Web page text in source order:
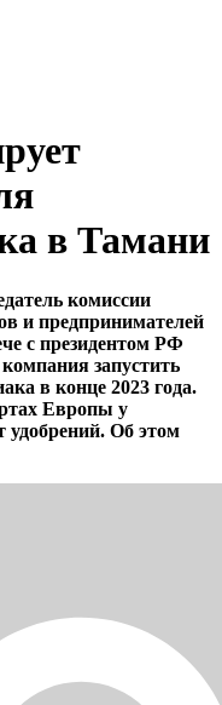
в Тамани
комиссии
и предпринимателей
с президентом РФ
запустить
в конце 2023 года.
Европы у
удобрений. Об этом